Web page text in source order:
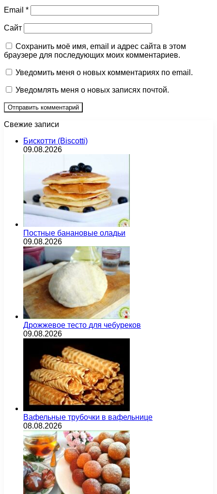
Email *
Сайт
Сохранить моё имя, email и адрес сайта в этом
браузере для последующих моих комментариев.
Уведомить меня о новых комментариях по email.
Уведомлять меня о новых записях почтой.
Свежие записи
Бискотти (Biscotti)
09.08.2026
Постные банановые оладьи
09.08.2026
Дрожжевое тесто для чебуреков
09.08.2026
Вафельные трубочки в вафельнице
08.08.2026